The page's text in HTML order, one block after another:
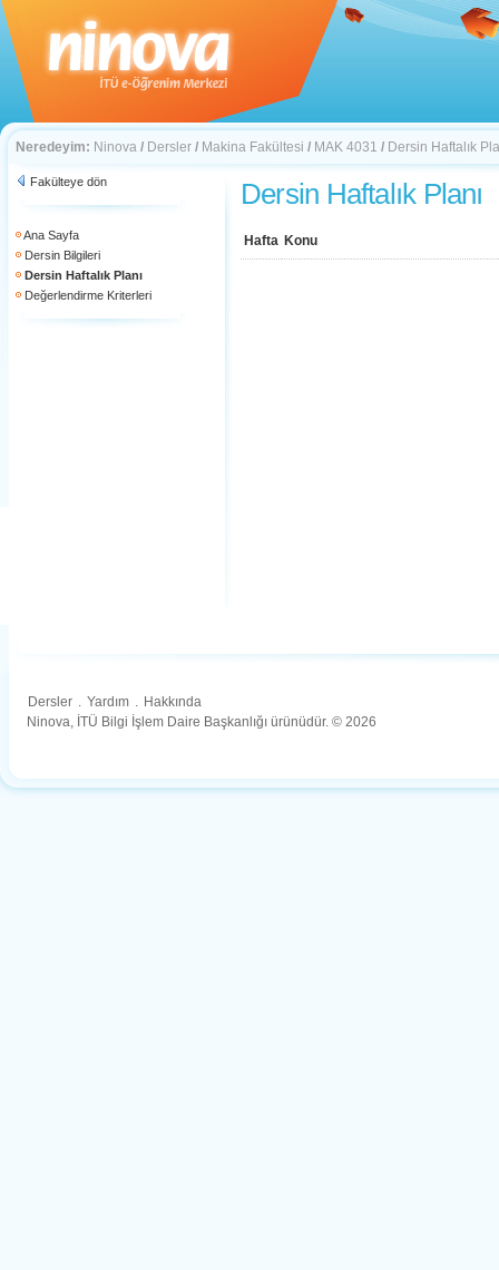
Neredeyim: Ninova / Dersler / Makina Fakültesi / MAK 4031 / Dersin Haftalık
Fakülteye dön
Ana Sayfa
Dersin Bilgileri
Dersin Haftalık Planı
Değerlendirme Kriterleri
Dersin Haftalık Planı
Hafta Konu
Dersler . Yardım . Hakkında
Ninova, İTÜ Bilgi İşlem Daire Başkanlığı ürünüdür. © 2026